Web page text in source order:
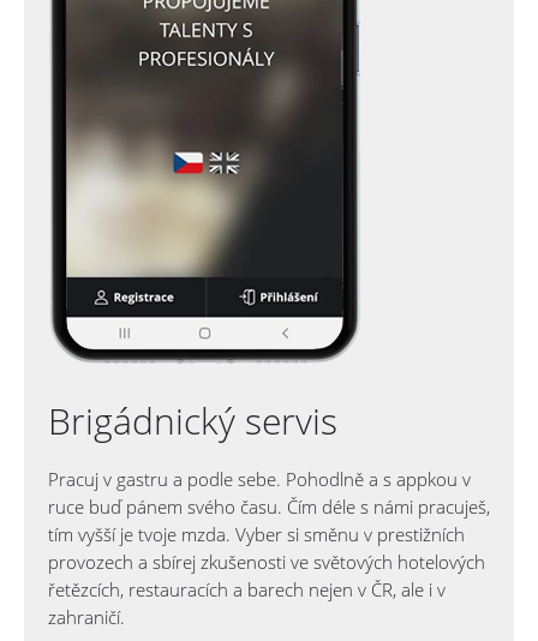
Brigádnický servis
Pracuj v gastru a podle sebe. Pohodlně a s appkou v
ruce buď pánem svého času. Čím déle s námi pracuješ,
tím vyšší je tvoje mzda. Vyber si směnu v prestižních
provozech a sbírej zkušenosti ve světových hotelových
řetězcích, restauracích a barech nejen v ČR, ale i v
zahraničí.